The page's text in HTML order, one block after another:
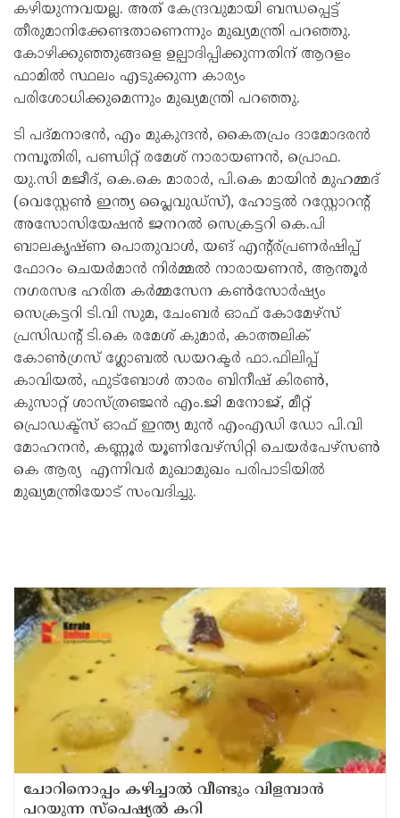
കഴിയുന്നവയല്ല. അത് കേന്ദ്രവുമായി ബന്ധപ്പെട്ട്
തീരുമാനിക്കേണ്ടതാണെന്നും മുഖ്യമന്ത്രി പറഞ്ഞു.
കോഴിക്കുഞ്ഞുങ്ങളെ ഉല്പാദിപ്പിക്കുന്നതിന് ആറളം
ഫാമിൽ സ്ഥലം എടുക്കുന്ന കാര്യം
പരിശോധിക്കുമെന്നും മുഖ്യമന്ത്രി പറഞ്ഞു.
ടി പദ്മനാഭൻ, എം മുകുന്ദൻ, കൈതപ്രം ദാമോദരൻ
നമ്പൂതിരി, പണ്ഡിറ്റ് രമേശ് നാരായണൻ, പ്രൊഫ.
യു.സി മജീദ്, കെ.കെ മാരാർ, പി.കെ മായിൻ മുഹമ്മദ്
(വെസ്റ്റേൺ ഇന്ത്യ പ്ലൈവുഡ്‌സ്), ഹോട്ടൽ റസ്റ്റോറന്റ്
അസോസിയേഷൻ ജനറൽ സെക്രട്ടറി കെ.പി
ബാലകൃഷ്ണ പൊതുവാൾ, യങ് എന്റ്ര്പ്രണർഷിപ്പ്
ഫോറം ചെയർമാൻ നിർമ്മൽ നാരായണൻ, ആന്തൂർ
നഗരസഭ ഹരിത കർമ്മസേന കൺസോർഷ്യം
സെക്രട്ടറി ടി.വി സുമ, ചേംബർ ഓഫ് കോമേഴ്‌സ്
പ്രസിഡന്റ് ടി.കെ രമേശ് കുമാർ, കാത്തലിക്
കോൺഗ്രസ് ഗ്ലോബൽ ഡയറക്ടർ ഫാ.ഫിലിപ്പ്
കാവിയൽ, ഫുട്ബോൾ താരം ബിനീഷ് കിരൺ,
കുസാറ്റ് ശാസ്ത്രഞ്ജൻ എം.ജി മനോജ്, മീറ്റ്
പ്രൊഡക്ട്സ് ഓഫ് ഇന്ത്യ മുൻ എംഎഡി ഡോ പി.വി
മോഹനൻ, കണ്ണൂർ യൂണിവേഴ്സിറ്റി ചെയർപേഴ്സൺ
കെ ആര്യ എന്നിവർ മുഖാമുഖം പരിപാടിയിൽ
മുഖ്യമന്ത്രിയോട് സംവദിച്ചു.
ചോറിനൊപ്പം കഴിച്ചാൽ വീണ്ടും വിളമ്പാൻ
പറയുന്ന സ്പെഷ്യൽ കറി